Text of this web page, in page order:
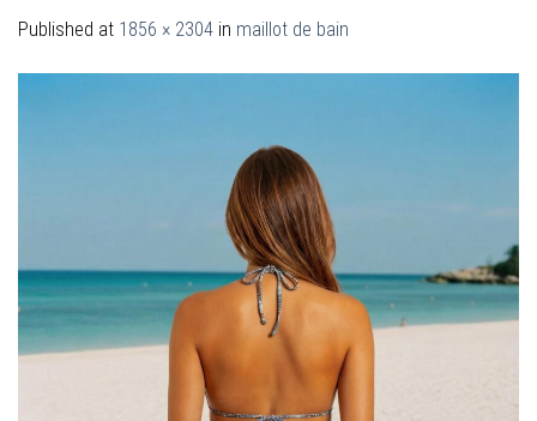
Published at 1856 × 2304 in maillot de bain